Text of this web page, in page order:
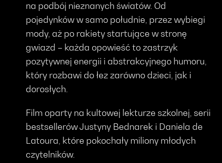
na podbój nieznanych światów. Od
pojedynków w samo południe, przez wybiegi
mody, aż po rakiety startujące w stronę
gwiazd – każda opowieść to zastrzyk
pozytywnej energii i abstrakcyjnego humoru,
który rozbawi do łez zarówno dzieci, jak i
dorosłych.
Film oparty na kultowej lekturze szkolnej, serii
bestsellerów Justyny Bednarek i Daniela de
Latoura, które pokochały miliony młodych
czytelników.